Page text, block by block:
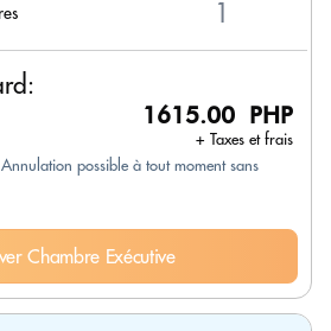
1615.00 PHP
+ Taxes et frais
possible à tout moment sans
Chambre Exécutive